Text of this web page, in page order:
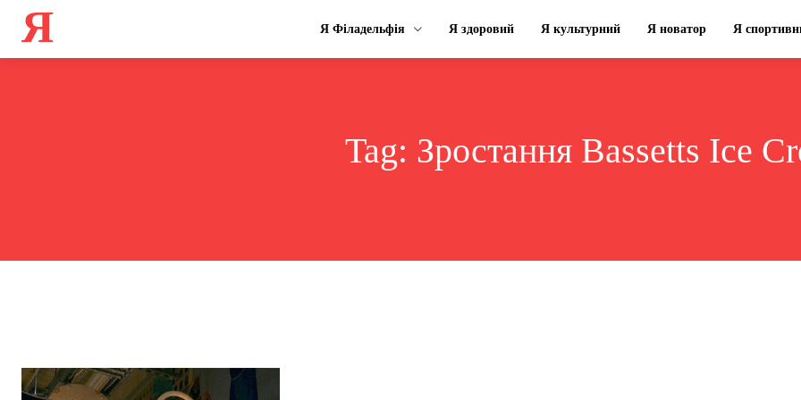
Я Я Філадельфія Я здоровий Я культурний Я новатор Я
Tag: Зростання Bassetts Ice